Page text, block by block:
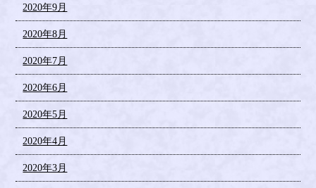
2020年9月
2020年8月
2020年7月
2020年6月
2020年5月
2020年4月
2020年3月